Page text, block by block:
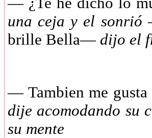
una ceja y el sonrió
brille Bella— dijo el
— Tambien me
dije acomodando su
su mente